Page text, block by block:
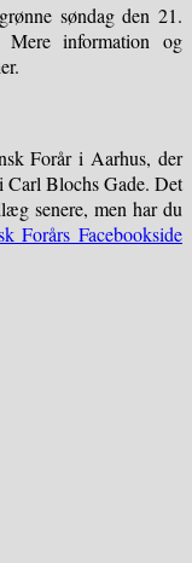
søndag den 21.
information og
Forår i Aarhus, der
Carl Blochs Gade. Det
senere, men har du
Forårs Facebookside